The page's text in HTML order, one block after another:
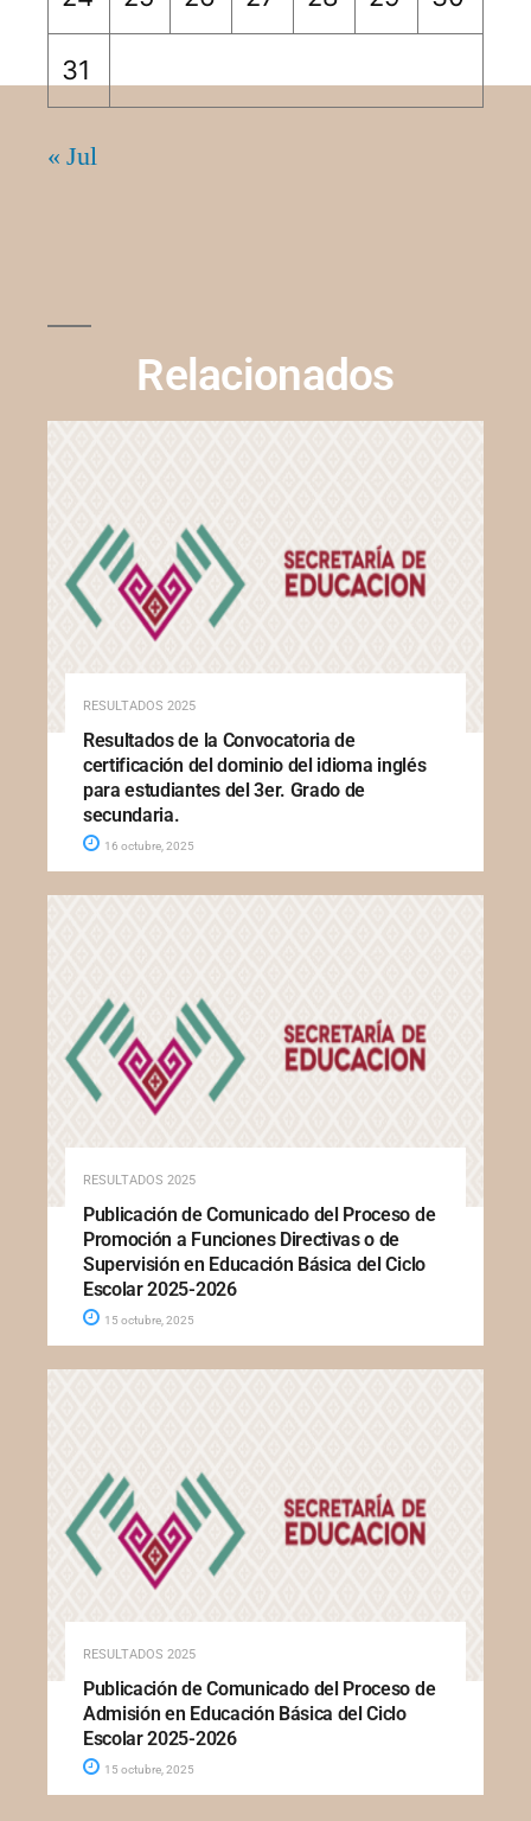
31
« Jul
Relacionados
RESULTADOS 2025
Resultados de la Convocatoria de
certificación del dominio del idioma inglés
para estudiantes del 3er. Grado de
secundaria.
16 octubre, 2025
RESULTADOS 2025
Publicación de Comunicado del Proceso de
Promoción a Funciones Directivas o de
Supervisión en Educación Básica del Ciclo
Escolar 2025-2026
15 octubre, 2025
RESULTADOS 2025
Publicación de Comunicado del Proceso de
Admisión en Educación Básica del Ciclo
Escolar 2025-2026
15 octubre, 2025